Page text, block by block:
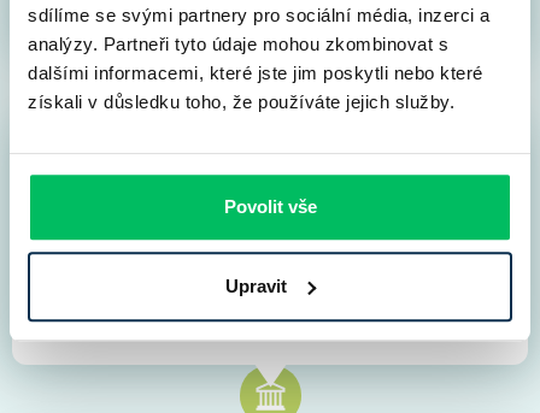
sdílíme se svými partnery pro sociální média, inzerci a
analýzy. Partneři tyto údaje mohou zkombinovat s
dalšími informacemi, které jste jim poskytli nebo které
získali v důsledku toho, že používáte jejich služby.
Povolit vše
Upravit
2 Záměr financování do banky
podkladů, ověření totožnosti. Banka v této fázi
potvrzuje nabídnuté podmínky a kontroluje, zda má